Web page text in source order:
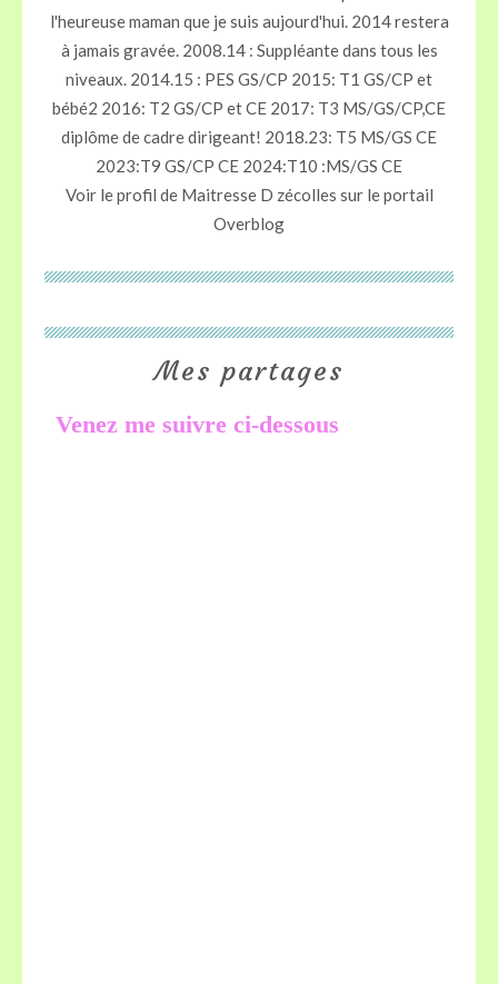
l'heureuse maman que je suis aujourd'hui. 2014 restera
à jamais gravée. 2008.14 : Suppléante dans tous les
niveaux. 2014.15 : PES GS/CP 2015: T1 GS/CP et
bébé2 2016: T2 GS/CP et CE 2017: T3 MS/GS/CP,CE
diplôme de cadre dirigeant! 2018.23: T5 MS/GS CE
2023:T9 GS/CP CE 2024:T10 :MS/GS CE
Voir le profil de Maitresse D zécolles sur le portail
Overblog
Mes partages
Venez me suivre ci-dessous